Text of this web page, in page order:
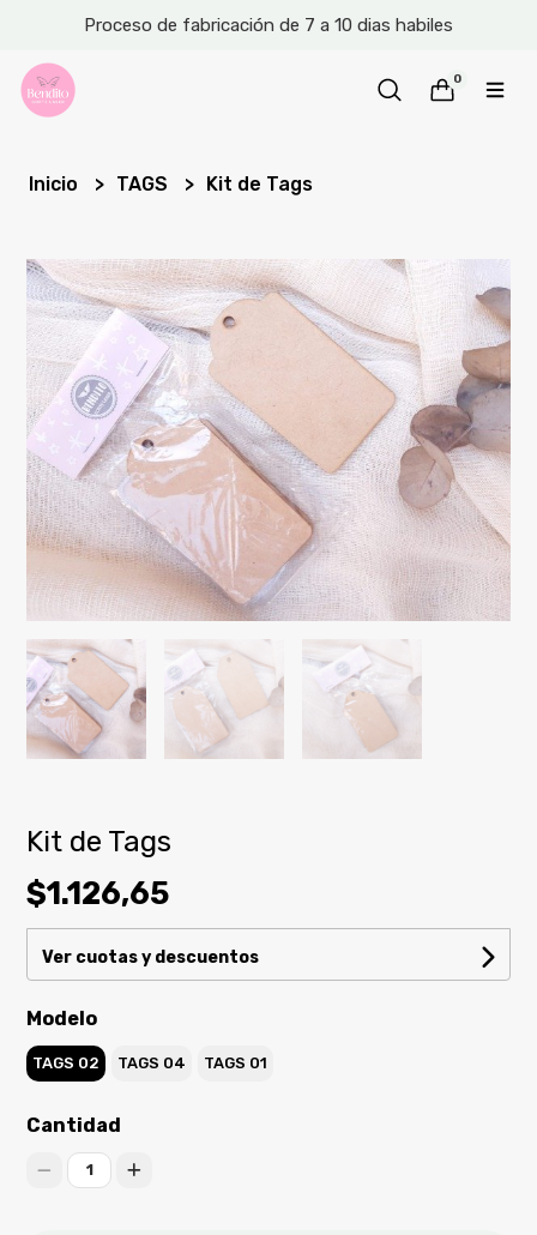
Proceso de fabricación de 7 a 10 dias habiles
0
Inicio TAGS Kit de Tags
Kit de Tags
$1.126,65
Ver cuotas y descuentos
Modelo
TAGS 02 TAGS 04 TAGS 01
Cantidad
1